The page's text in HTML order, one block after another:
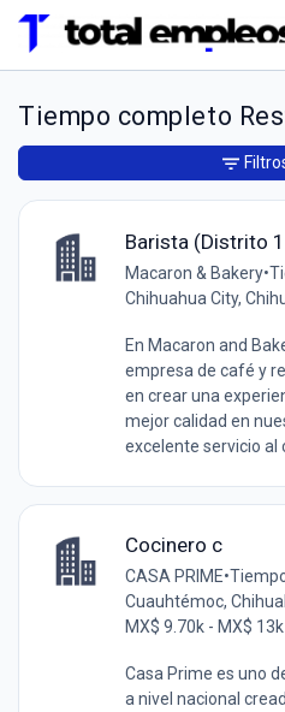
Tiempo completo
Barista (Distrito
Macaron & Bakery•
Chihuahua City,
En Macaron and
empresa de café y
en crear una
mejor calidad en
excelente servicio al
Cocinero c
CASA PRIME•
Cuauhtémoc,
MX$ 9.70k - MX$
Casa Prime es uno
a nivel nacional